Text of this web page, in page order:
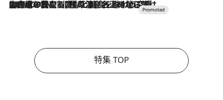
2026.7.10
NEW OPEN！【界 草津】名湯の地に誕生。趣の異なる2種の温泉と上州ならではの会席・蕎麦割烹など美食を味わう究極の癒やし旅
特集 TOP